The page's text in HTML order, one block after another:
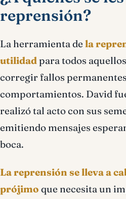
reprensión?
La herramienta de la
utilidadpara todos
corregir fallos
comportamientos. David
realizó tal acto con sus
emitiendo mensajes
boca.
La reprensión se lleva a
prójimo que necesita un